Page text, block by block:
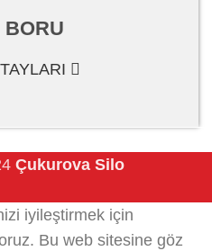
Çukurova Silo
iyileştirmek için
Bu web sitesine göz